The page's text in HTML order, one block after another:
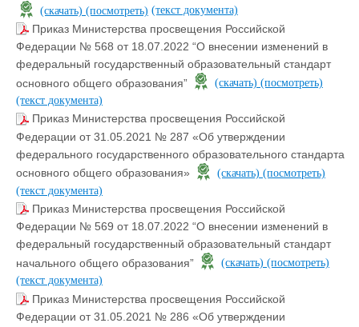
(скачать) (посмотреть) (текст документа)
Приказ Министерства просвещения Российской
Федерации № 568 от 18.07.2022 “О внесении изменений в
федеральный государственный образовательный стандарт
основного общего образования”
(скачать) (посмотреть)
(текст документа)
Приказ Министерства просвещения Российской
Федерации от 31.05.2021 № 287 «Об утверждении
федерального государственного образовательного стандарта
основного общего образования»
(скачать) (посмотреть)
(текст документа)
Приказ Министерства просвещения Российской
Федерации № 569 от 18.07.2022 “О внесении изменений в
федеральный государственный образовательный стандарт
начального общего образования”
(скачать) (посмотреть)
(текст документа)
Приказ Министерства просвещения Российской
Федерации от 31.05.2021 № 286 «Об утверждении